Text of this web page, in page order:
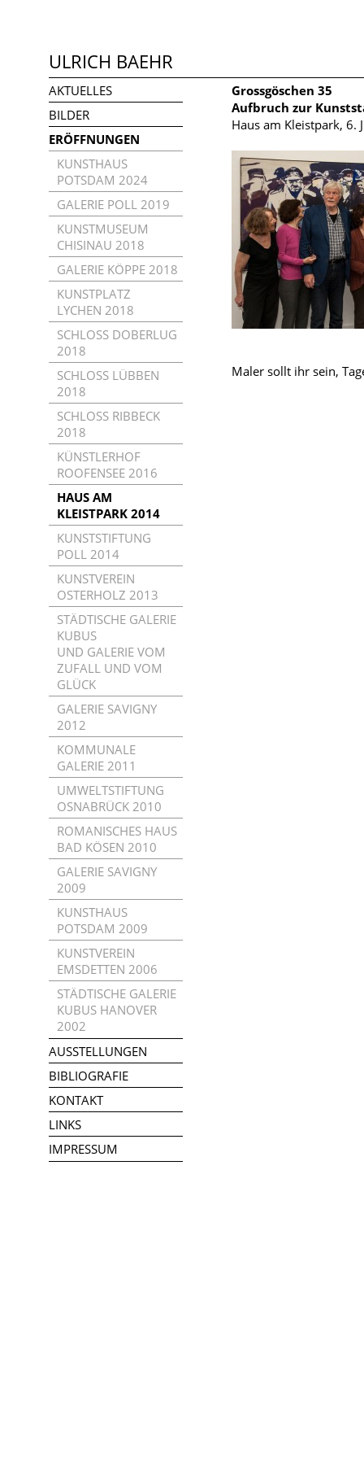
ULRICH BAEHR
Grossgöschen 35
Aufbruch zur
Haus am Kleistpark, 6.
Maler sollt ihr sein,
AKTUELLES
BILDER
ERÖFFNUNGEN
KUNSTHAUS
POTSDAM 2024
GALERIE POLL 2019
KUNSTMUSEUM
CHISINAU 2018
GALERIE KÖPPE 2018
KUNSTPLATZ
LYCHEN 2018
SCHLOSS DOBERLUG
2018
SCHLOSS LÜBBEN
2018
SCHLOSS RIBBECK
2018
KÜNSTLERHOF
ROOFENSEE 2016
HAUS AM
KLEISTPARK 2014
KUNSTSTIFTUNG
POLL 2014
KUNSTVEREIN
OSTERHOLZ 2013
STÄDTISCHE GALERIE
KUBUS
UND GALERIE VOM
ZUFALL UND VOM
GLÜCK
GALERIE SAVIGNY
2012
KOMMUNALE
GALERIE 2011
UMWELTSTIFTUNG
OSNABRÜCK 2010
ROMANISCHES HAUS
BAD KÖSEN 2010
GALERIE SAVIGNY
2009
KUNSTHAUS
POTSDAM 2009
KUNSTVEREIN
EMSDETTEN 2006
STÄDTISCHE GALERIE
KUBUS HANOVER
2002
AUSSTELLUNGEN
BIBLIOGRAFIE
KONTAKT
LINKS
IMPRESSUM